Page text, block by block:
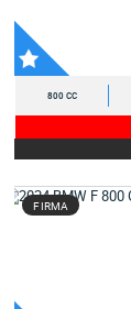
800 CC
FIRMA